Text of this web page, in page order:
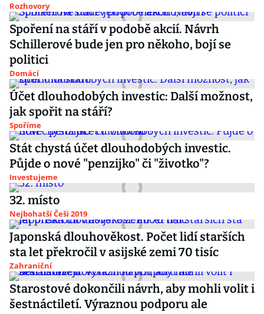
Rozhovory
Spoření na stáří v podobě akcií. Návrh
Schillerové bude jen pro někoho, bojí se
politici
Domácí
Účet dlouhodobých investic: Další možnost,
jak spořit na stáří?
Spoříme
Stát chystá účet dlouhodobých investic.
Půjde o nové "penzijko" či "životko"?
Investujeme
32. místo
Nejbohatší Češi 2019
Japonská dlouhověkost. Počet lidí starších
sta let překročil v asijské zemi 70 tisíc
Zahraniční
Starostové dokončili návrh, aby mohli volit i
šestnáctiletí. Výraznou podporu ale